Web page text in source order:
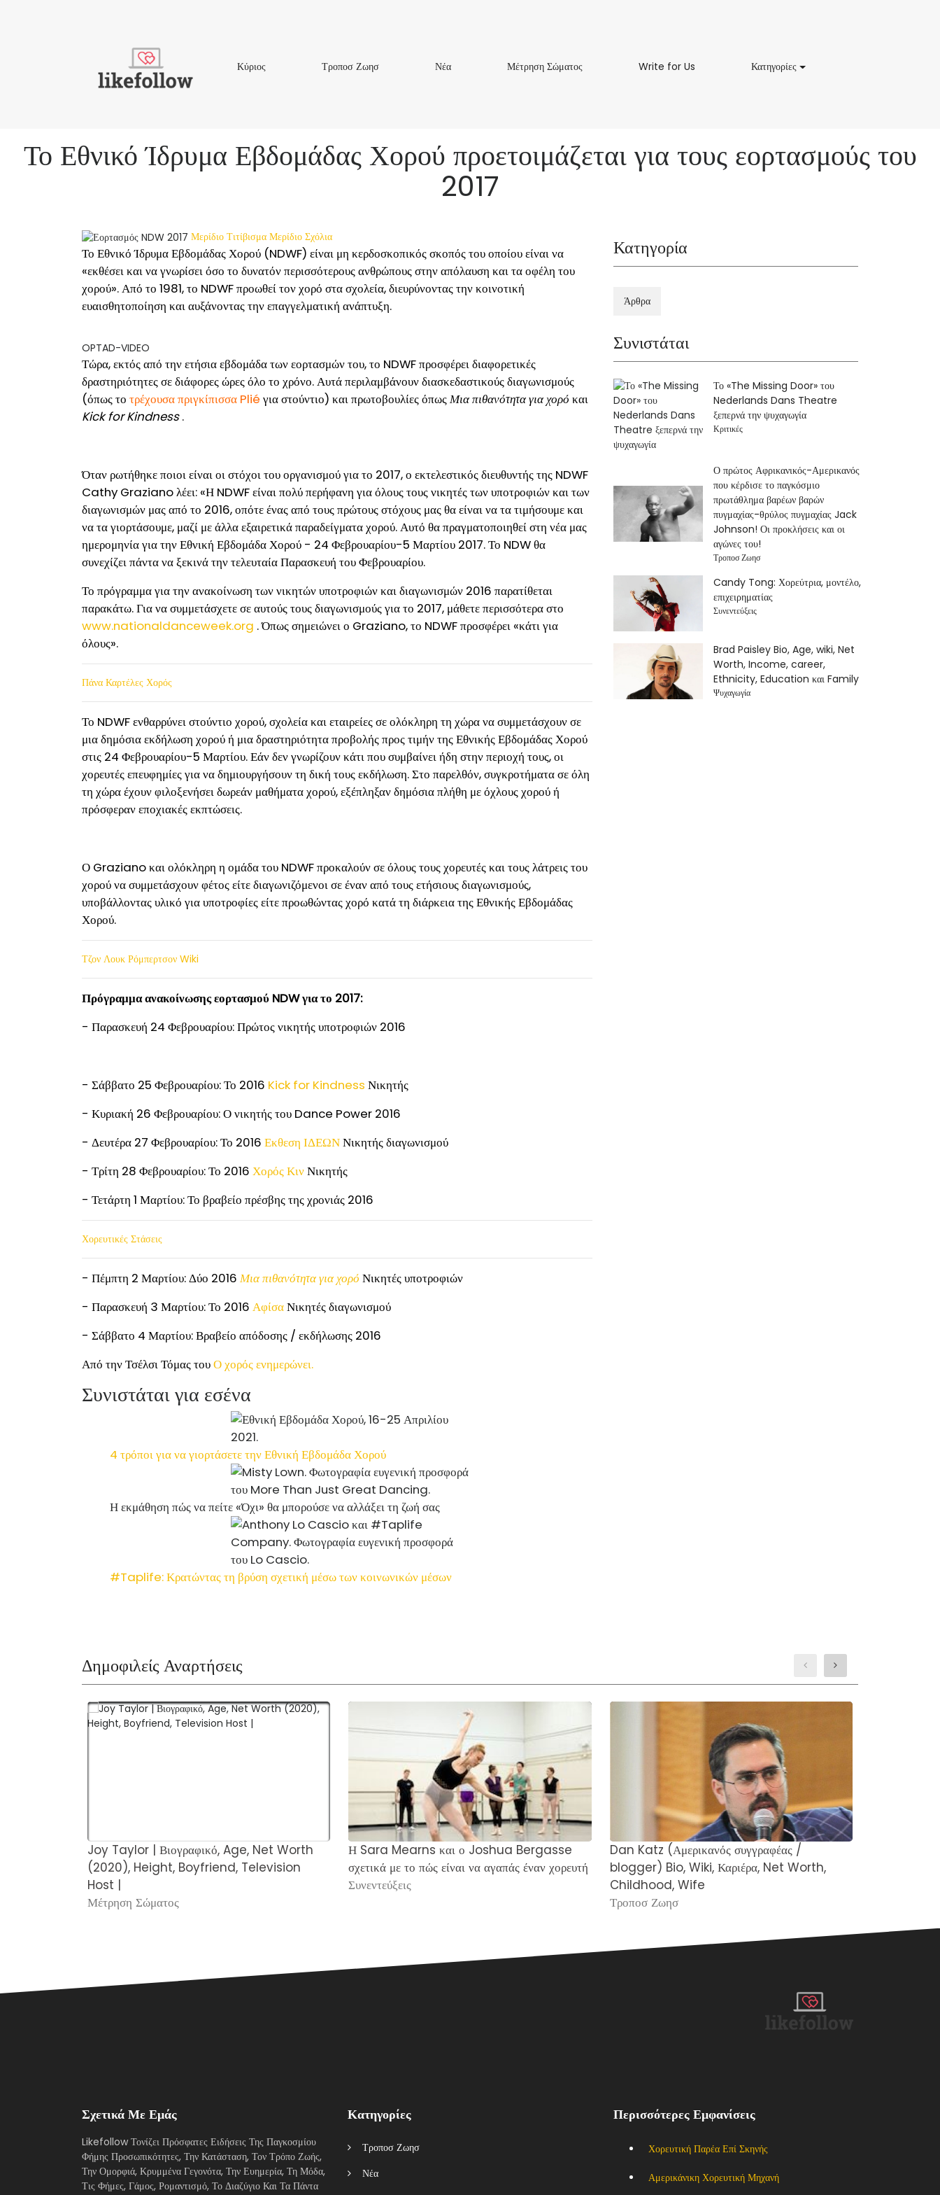
Κύριος Τροποσ ΖωησΤροποσ
ΝέαΝέα Μέτρηση Σώματος Write for Us Κατηγορίες Κατηγορίες
Το Εθνικό Ίδρυμα Εβδομάδας Χορού προετοιμάζεται για τους εορτασμούς του
2017
Μερίδιο Τιτίβισμα Μερίδιο Σχόλια
Το Εθνικό Ίδρυμα Εβδομάδας Χορού (NDWF) είναι μη κερδοσκοπικός σκοπός του οποίου είναι να
«εκθέσει και να γνωρίσει όσο το δυνατόν περισσότερους ανθρώπους στην απόλαυση και τα οφέλη του
χορού». Από το 1981, το NDWF προωθεί τον χορό στα σχολεία, διευρύνοντας την κοινοτική
ευαισθητοποίηση και αυξάνοντας την επαγγελματική ανάπτυξη.
OPTAD-VIDEO
Τώρα, εκτός από την ετήσια εβδομάδα των εορτασμών του, το NDWF προσφέρει διαφορετικές
δραστηριότητες σε διάφορες ώρες όλο το χρόνο. Αυτά περιλαμβάνουν διασκεδαστικούς διαγωνισμούς
(όπως το τρέχουσα πριγκίπισσα Plié για στούντιο) και πρωτοβουλίες όπωςΜια πιθανότητα για χορό και
Kick for Kindness.
Όταν ρωτήθηκε ποιοι είναι οι στόχοι του οργανισμού για το 2017, ο εκτελεστικός διευθυντής της NDWF
Cathy Graziano λέει: «Η NDWF είναι πολύ περήφανη για όλους τους νικητές των υποτροφιών και των
διαγωνισμών μας από το 2016, οπότε ένας από τους πρώτους στόχους μας θα είναι να τα τιμήσουμε και
να τα γιορτάσουμε, μαζί με άλλα εξαιρετικά παραδείγματα χορού. Αυτό θα πραγματοποιηθεί στη νέα μας
ημερομηνία για την Εθνική Εβδομάδα Χορού - 24 Φεβρουαρίου-5 Μαρτίου 2017. Το NDW θα
συνεχίζει πάντα να ξεκινά την τελευταία Παρασκευή του Φεβρουαρίου.
Το πρόγραμμα για την ανακοίνωση των νικητών υποτροφιών και διαγωνισμών 2016 παρατίθεται
παρακάτω. Για να συμμετάσχετε σε αυτούς τους διαγωνισμούς για το 2017, μάθετε περισσότερα στο
www.nationaldanceweek.org . Όπως σημειώνει ο Graziano, το NDWF προσφέρει «κάτι για
όλους».
Πάνα Καρτέλες Χορός
Το NDWF ενθαρρύνει στούντιο χορού, σχολεία και εταιρείες σε ολόκληρη τη χώρα να συμμετάσχουν σε
μια δημόσια εκδήλωση χορού ή μια δραστηριότητα προβολής προς τιμήν της Εθνικής Εβδομάδας Χορού
στις 24 Φεβρουαρίου-5 Μαρτίου. Εάν δεν γνωρίζουν κάτι που συμβαίνει ήδη στην περιοχή τους, οι
χορευτές επευφημίες για να δημιουργήσουν τη δική τους εκδήλωση. Στο παρελθόν, συγκροτήματα σε όλη
τη χώρα έχουν φιλοξενήσει δωρεάν μαθήματα χορού, εξέπληξαν δημόσια πλήθη με όχλους χορού ή
πρόσφεραν εποχιακές εκπτώσεις.
Ο Graziano και ολόκληρη η ομάδα του NDWF προκαλούν σε όλους τους χορευτές και τους λάτρεις του
χορού να συμμετάσχουν φέτος είτε διαγωνιζόμενοι σε έναν από τους ετήσιους διαγωνισμούς,
υποβάλλοντας υλικό για υποτροφίες είτε προωθώντας χορό κατά τη διάρκεια της Εθνικής Εβδομάδας
Χορού.
Τζον Λουκ Ρόμπερτσον Wiki
Πρόγραμμα ανακοίνωσης εορτασμού NDW για το 2017:
- Παρασκευή 24 Φεβρουαρίου: Πρώτος νικητής υποτροφιών 2016
- Σάββατο 25 Φεβρουαρίου: Το 2016 Kick for Kindness Νικητής
- Κυριακή 26 Φεβρουαρίου: Ο νικητής του Dance Power 2016
- Δευτέρα 27 Φεβρουαρίου: Το 2016 Εκθεση ΙΔΕΩΝΝικητής διαγωνισμού
- Τρίτη 28 Φεβρουαρίου: Το 2016 Χορός ΚινΝικητής
- Τετάρτη 1 Μαρτίου: Το βραβείο πρέσβης της χρονιάς 2016
Χορευτικές Στάσεις
- Πέμπτη 2 Μαρτίου: Δύο 2016 Μια πιθανότητα για χορό Νικητές υποτροφιών
- Παρασκευή 3 Μαρτίου: Το 2016 ΑφίσαΝικητές διαγωνισμού
- Σάββατο 4 Μαρτίου: Βραβείο απόδοσης / εκδήλωσης 2016
Από την Τσέλσι Τόμας τουΟ χορός ενημερώνει.
Συνιστάται για εσένα
4 τρόποι για να γιορτάσετε την Εθνική Εβδομάδα Χορού
Η εκμάθηση πώς να πείτε «Όχι» θα μπορούσε να αλλάξει τη ζωή σας
#Taplife: Κρατώντας τη βρύση σχετική μέσω των κοινωνικών μέσων
Κατηγορία
Άρθρα
Συνιστάται
Το «The Missing Door» του
Nederlands Dans Theatre
ξεπερνά την ψυχαγωγία
Κριτικές
Ο πρώτος Αφρικανικός-Αμερικανός
που κέρδισε το παγκόσμιο
πρωτάθλημα βαρέων βαρών
πυγμαχίας-θρύλος πυγμαχίας Jack
Johnson! Οι προκλήσεις και οι
αγώνες του!
Τροποσ Ζωησ
Candy Tong: Χορεύτρια, μοντέλο,
επιχειρηματίας
Συνεντεύξεις
Brad Paisley Bio, Age, wiki, Net
Worth, Income, career,
Ethnicity, Education και Family
Ψυχαγωγία
Δημοφιλείς Αναρτήσεις
Joy Taylor | Βιογραφικό, Age, Net Worth
(2020), Height, Boyfriend, Television
Host |
Μέτρηση Σώματος
Η Sara Mearns και ο Joshua Bergasse
σχετικά με το πώς είναι να αγαπάς έναν χορευτή
Συνεντεύξεις
Dan Katz (Αμερικανός συγγραφέας /
blogger) Bio, Wiki, Καριέρα, Net Worth,
Childhood, Wife
Τροποσ Ζωησ
Σχετικά Με Εμάς
Likefollow Τονίζει Πρόσφατες Ειδήσεις Της Παγκοσμίου
Φήμης Προσωπικότητες, Την Κατάσταση, Τον Τρόπο Ζωής,
Την Ομορφιά, Κρυμμένα Γεγονότα, Την Ευημερία, Τη Μόδα,
Τις Φήμες, Γάμος, Ρομαντισμό, Το Διαζύγιο Και Τα Πάντα
Κατηγορίες
Τροποσ Ζωησ
Νέα
Περισσότερες Εμφανίσεις
Χορευτική Παρέα Επί Σκηνής
Αμερικάνικη Χορευτική Μηχανή